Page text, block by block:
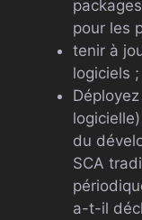
pour les
tenir à
logiciels ;
du
SCA
a-t-il